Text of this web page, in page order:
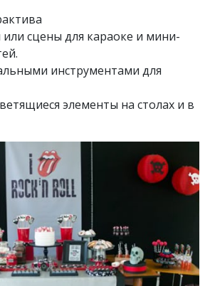
сцены для караоке и мини-
инструментами для
элементы на столах и в